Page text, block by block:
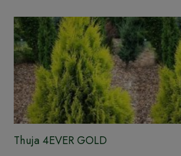
Thuja 4EVER GOLD